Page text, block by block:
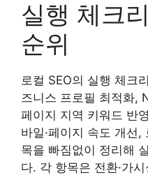
실행 체크
순위
로컬 SEO의 실행 체크
즈니스 프로필 최적화,
페이지 지역 키워드 반
바일·페이지 속도 개선
목을 빠짐없이 정리해
다. 각 항목은 전환·가